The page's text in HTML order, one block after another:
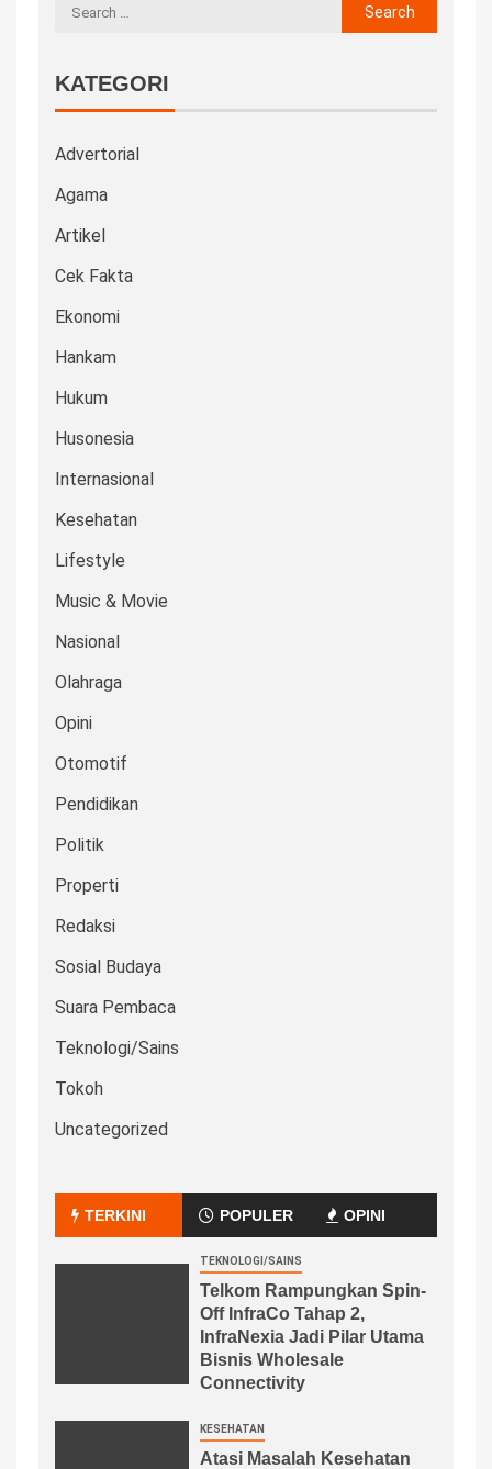
KATEGORI
Advertorial
Agama
Artikel
Cek Fakta
Ekonomi
Hankam
Hukum
Husonesia
Internasional
Kesehatan
Lifestyle
Music & Movie
Nasional
Olahraga
Opini
Otomotif
Pendidikan
Politik
Properti
Redaksi
Sosial Budaya
Suara Pembaca
Teknologi/Sains
Tokoh
Uncategorized
TERKINI POPULER OPINI
TEKNOLOGI/SAINS
Telkom Rampungkan Spin-
Off InfraCo Tahap 2,
InfraNexia Jadi Pilar Utama
Bisnis Wholesale
Connectivity
KESEHATAN
Atasi Masalah Kesehatan